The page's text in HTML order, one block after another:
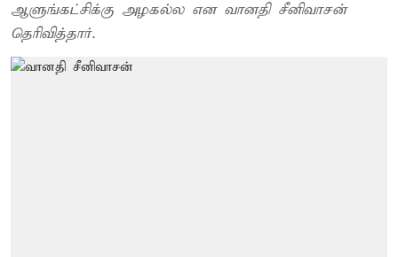
ஆளுங்கட்சிக்கு அழகல்ல என வானதி சீனிவாசன்
தெரிவித்தார்.